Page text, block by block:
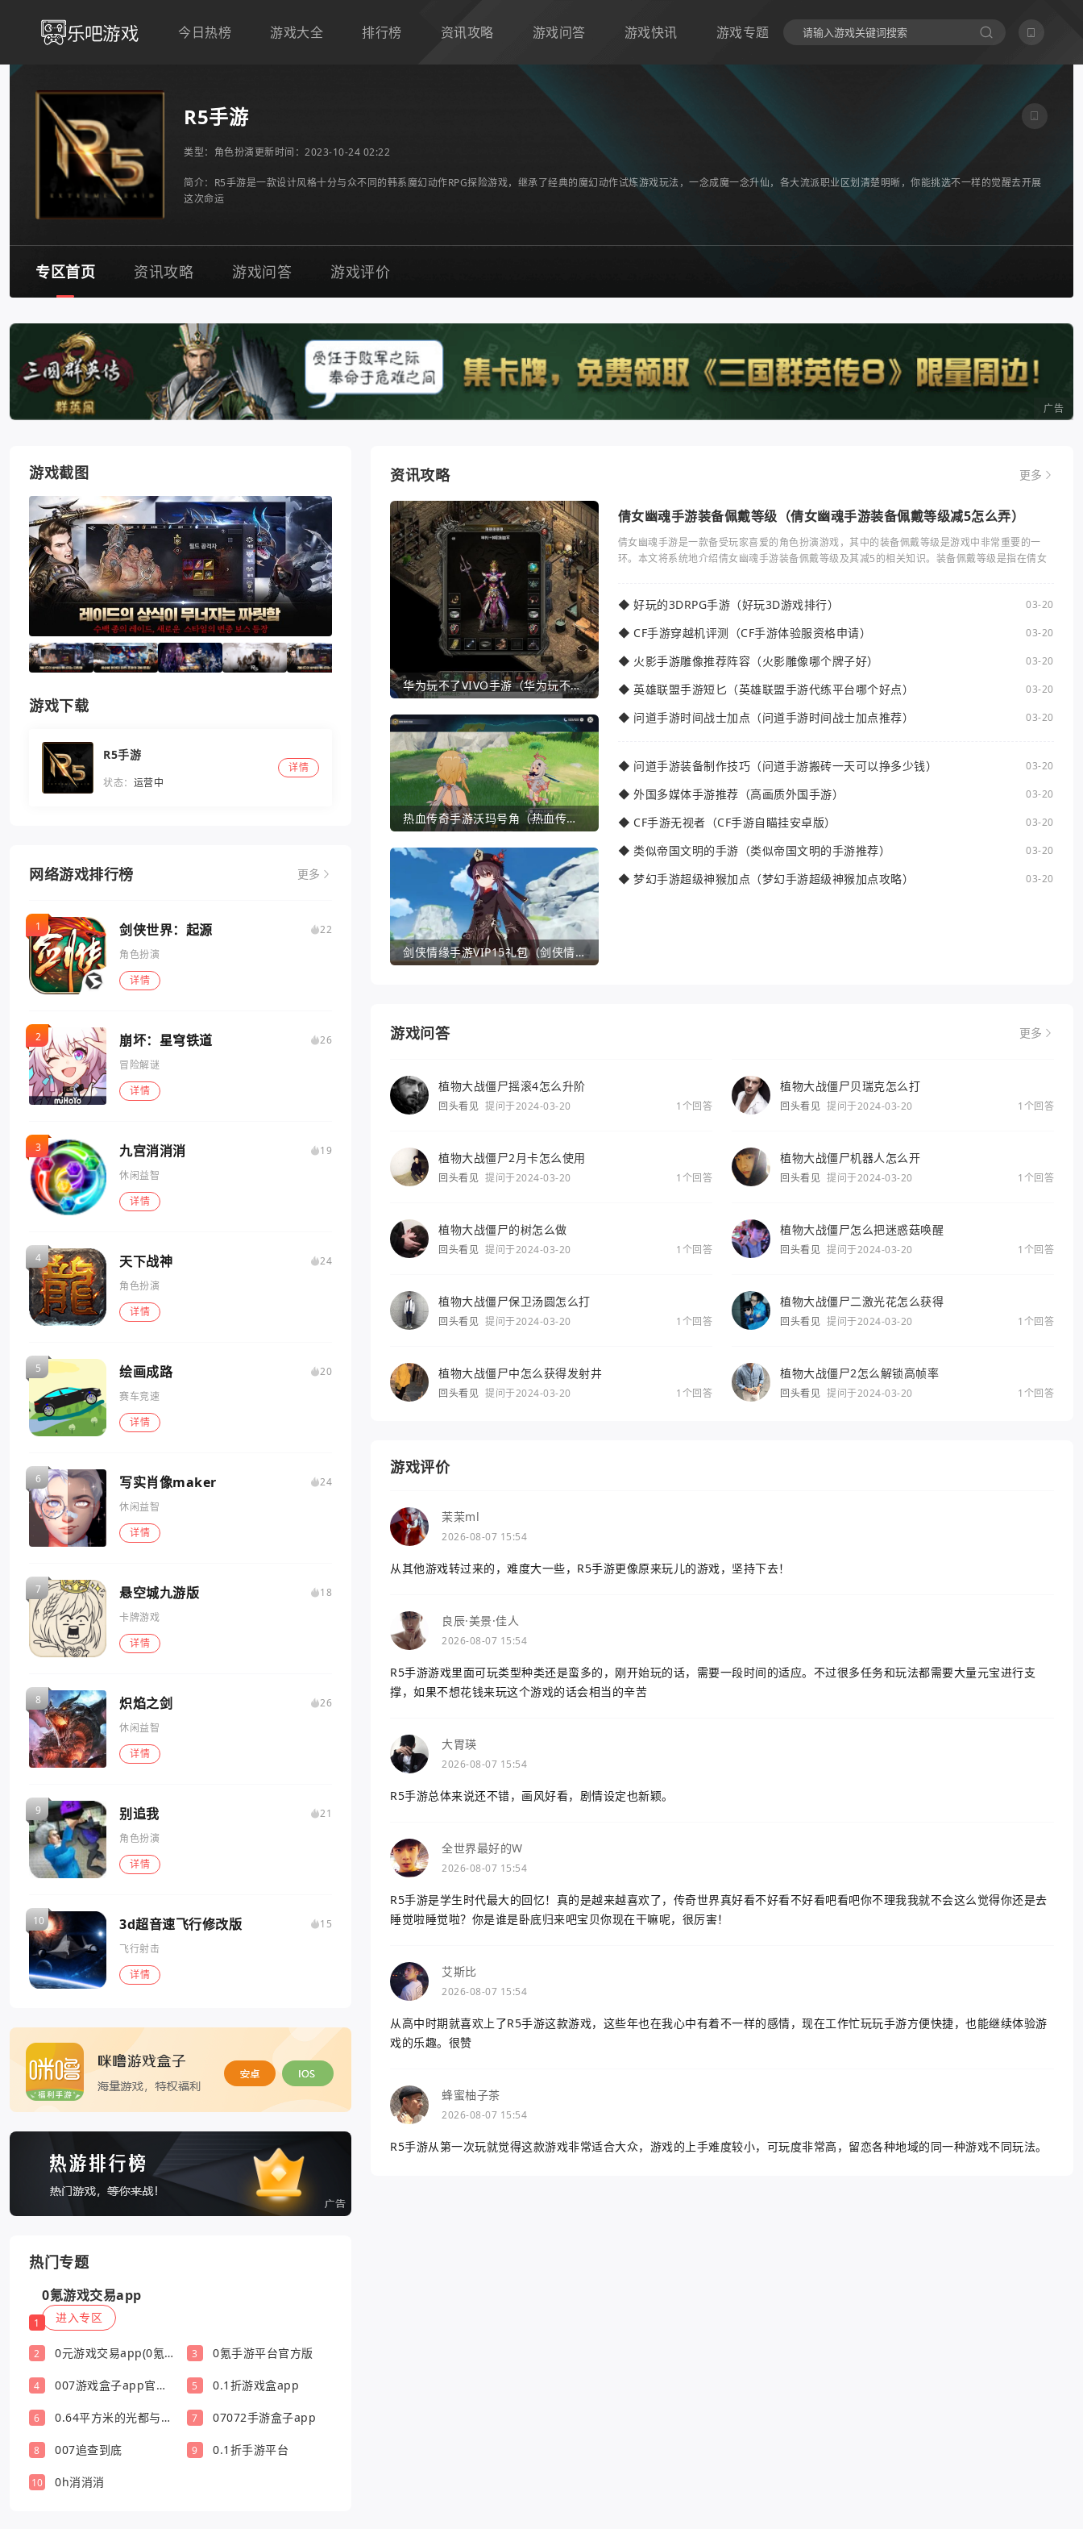
今日热榜 游戏大全 排行榜 资讯攻略 游戏问答 游戏快讯 游戏专题
R5手游
类型： 角色扮演更新时间：2023-10-24 02:22
简介：R5手游是一款设计风格十分与众不同的韩系魔幻动作RPG探险游戏，继承了经典的魔幻动作试炼游戏玩法，一念成魔一念升仙，各大流派职业区划清楚明晰，你能挑选不一样的觉醒去开展
这次命运
专区首页 资讯攻略 游戏问答 游戏评价
广告
游戏截图
游戏下载
R5手游
状态： 运营中
详情
网络游戏排行榜 更多
剑侠世界：起源
22
角色扮演
详情
崩坏：星穹铁道
26
冒险解谜
详情
九宫消消消
19
休闲益智
详情
天下战神
24
角色扮演
详情
绘画成路
20
赛车竞速
详情
写实肖像maker
24
休闲益智
详情
悬空城九游版
18
卡牌游戏
详情
炽焰之剑
26
休闲益智
详情
别追我
21
角色扮演
详情
3d超音速飞行修改版
15
飞行射击
详情
热门专题
1
0氪游戏交易app
进入专区
2
0元游戏交易app(0氪
3 0氪手游平台官方版
4
007游戏盒子app官方
5 0.1折游戏盒app
6
0.64平方米的光都与你
7 07072手游盒子app
8 007追查到底 9 0.1折手游平台
10 0h消消消
资讯攻略 更多
华为玩不了VIVO手游（华为玩不了VIVO手游怎么办）
热血传奇手游沃玛号角（热血传奇沃玛装备隐藏属性）
剑侠情缘手游VIP15礼包（剑侠情缘手游VIP1到18一共要花多少钱）
倩女幽魂手游装备佩戴等级（倩女幽魂手游装备佩戴等级减5怎么弄）
倩女幽魂手游是一款备受玩家喜爱的角色扮演游戏，其中的装备佩戴等级是游戏中非常重要的一
环。本文将系统地介绍倩女幽魂手游装备佩戴等级及其减5的相关知识。装备佩戴等级是指在倩女
◆ 好玩的3DRPG手游（好玩3D游戏排行） 03-20
◆ CF手游穿越机评测（CF手游体验服资格申请） 03-20
◆ 火影手游雕像推荐阵容（火影雕像哪个牌子好） 03-20
◆ 英雄联盟手游短匕（英雄联盟手游代练平台哪个好点） 03-20
◆ 问道手游时间战士加点（问道手游时间战士加点推荐） 03-20
◆ 问道手游装备制作技巧（问道手游搬砖一天可以挣多少钱） 03-20
◆ 外国多媒体手游推荐（高画质外国手游） 03-20
◆ CF手游无视者（CF手游自瞄挂安卓版） 03-20
◆ 类似帝国文明的手游（类似帝国文明的手游推荐） 03-20
◆ 梦幻手游超级神猴加点（梦幻手游超级神猴加点攻略） 03-20
游戏问答 更多
植物大战僵尸摇滚4怎么升阶
回头看见 提问于2024-03-20 1个回答
植物大战僵尸贝瑞克怎么打
回头看见 提问于2024-03-20 1个回答
植物大战僵尸2月卡怎么使用
回头看见 提问于2024-03-20 1个回答
植物大战僵尸机器人怎么开
回头看见 提问于2024-03-20 1个回答
植物大战僵尸的树怎么做
回头看见 提问于2024-03-20 1个回答
植物大战僵尸怎么把迷惑菇唤醒
回头看见 提问于2024-03-20 1个回答
植物大战僵尸保卫汤圆怎么打
回头看见 提问于2024-03-20 1个回答
植物大战僵尸二激光花怎么获得
回头看见 提问于2024-03-20 1个回答
植物大战僵尸中怎么获得发射井
回头看见 提问于2024-03-20 1个回答
植物大战僵尸2怎么解锁高帧率
回头看见 提问于2024-03-20 1个回答
游戏评价
茉茉ml
2026-08-07 15:54
从其他游戏转过来的，难度大一些，R5手游更像原来玩儿的游戏，坚持下去！
良辰·美景·佳人
2026-08-07 15:54
R5手游游戏里面可玩类型种类还是蛮多的，刚开始玩的话，需要一段时间的适应。不过很多任务和玩法都需要大量元宝进行支
撑，如果不想花钱来玩这个游戏的话会相当的辛苦
大胃瑛
2026-08-07 15:54
R5手游总体来说还不错，画风好看，剧情设定也新颖。
全世界最好的W
2026-08-07 15:54
R5手游是学生时代最大的回忆！真的是越来越喜欢了，传奇世界真好看不好看不好看吧看吧你不理我我就不会这么觉得你还是去
睡觉啦睡觉啦？你是谁是卧底归来吧宝贝你现在干嘛呢，很厉害！
艾斯比
2026-08-07 15:54
从高中时期就喜欢上了R5手游这款游戏，这些年也在我心中有着不一样的感情，现在工作忙玩玩手游方便快捷，也能继续体验游
戏的乐趣。很赞
蜂蜜柚子茶
2026-08-07 15:54
R5手游从第一次玩就觉得这款游戏非常适合大众，游戏的上手难度较小，可玩度非常高，留恋各种地域的同一种游戏不同玩法。